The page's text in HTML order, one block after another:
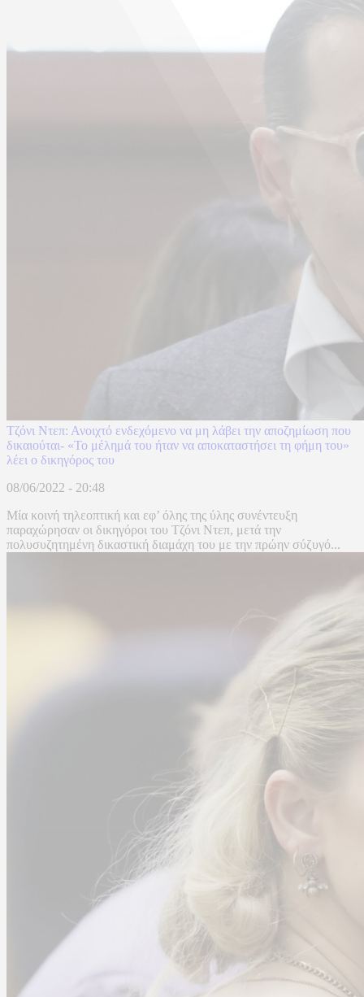
Τζόνι Ντεπ: Ανοιχτό ενδεχόμενο να μη λάβει την αποζημίωση που
δικαιούται- «Το μέλημά του ήταν να αποκαταστήσει τη φήμη του»
λέει ο δικηγόρος του
08/06/2022 - 20:48
Μία κοινή τηλεοπτική και εφ’ όλης της ύλης συνέντευξη
παραχώρησαν οι δικηγόροι του Τζόνι Ντεπ, μετά την
πολυσυζητημένη δικαστική διαμάχη του με την πρώην σύζυγό...